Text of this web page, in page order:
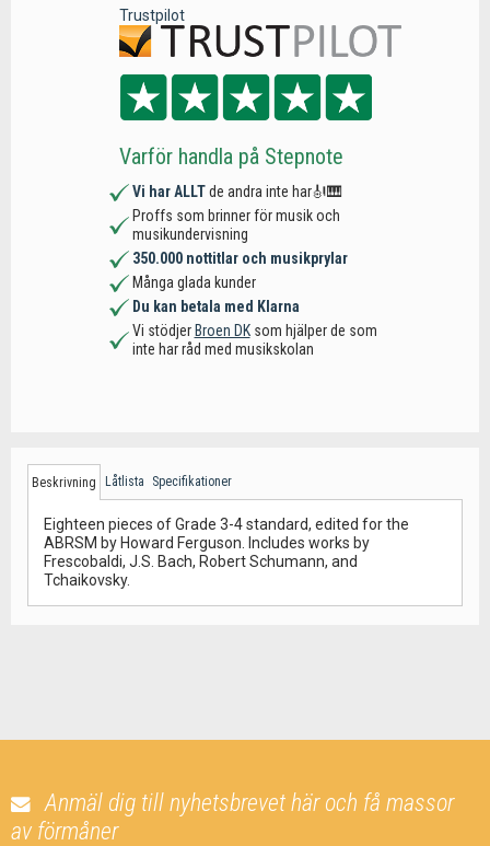
Trustpilot
Varför handla på Stepnote
Vi har ALLTde andra inte har🎻🎹
Proffs som brinner för musik och
musikundervisning
350.000 nottitlar och musikprylar
Många glada kunder
Du kan betala med Klarna
Vi stödjer Broen DKsom hjälper de som
inte har råd med musikskolan
Beskrivning Låtlista Specifikationer
Eighteen pieces of Grade 3-4 standard, edited for the
ABRSM by Howard Ferguson. Includes works by
Frescobaldi, J.S. Bach, Robert Schumann, and
Tchaikovsky.
Anmäl dig till nyhetsbrevet här och få massor
av förmåner